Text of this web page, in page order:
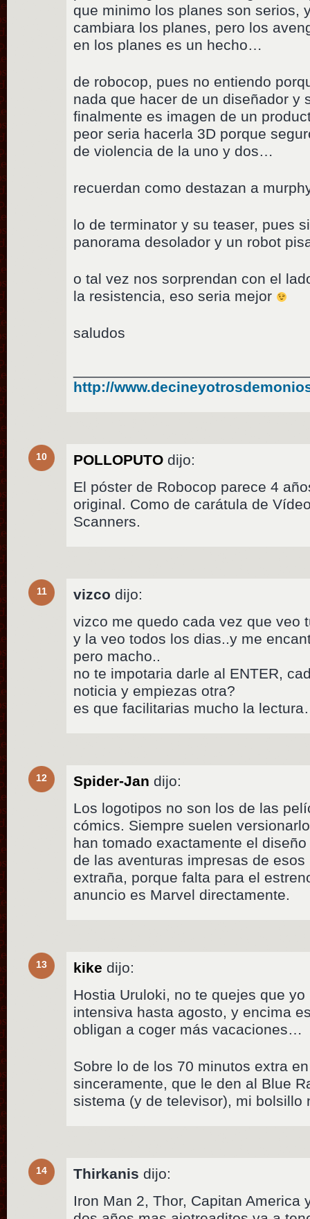
que minimo los planes son serios,
cambiara los planes, pero los
en los planes es un hecho…
de robocop, pues no entiendo
nada que hacer de un diseñador y
finalmente es imagen de un
peor seria hacerla 3D porque
de violencia de la uno y dos…
recuerdan como destazan a
lo de terminator y su teaser, pues
panorama desolador y un robot
o tal vez nos sorprendan con el
la resistencia, eso seria mejor
saludos
http://
10 POLLOPUTO dijo:
El póster de Robocop parece 4
original. Como de carátula de
Scanners.
11 vizco dijo:
vizco me quedo cada vez que veo
y la veo todos los dias..y me
pero macho..
no te impotaria darle al ENTER,
noticia y empiezas otra?
es que facilitarias mucho la
12 Spider-Jan dijo:
Los logotipos no son los de las
cómics. Siempre suelen
han tomado exactamente el
de las aventuras impresas de
extraña, porque falta para el
anuncio es Marvel directamente.
13 kike dijo:
Hostia Uruloki, no te quejes que
intensiva hasta agosto, y encima
obligan a coger más vacaciones…
Sobre lo de los 70 minutos extra
sinceramente, que le den al Blue
sistema (y de televisor), mi bolsillo
14 Thirkanis dijo:
Iron Man 2, Thor, Capitan America